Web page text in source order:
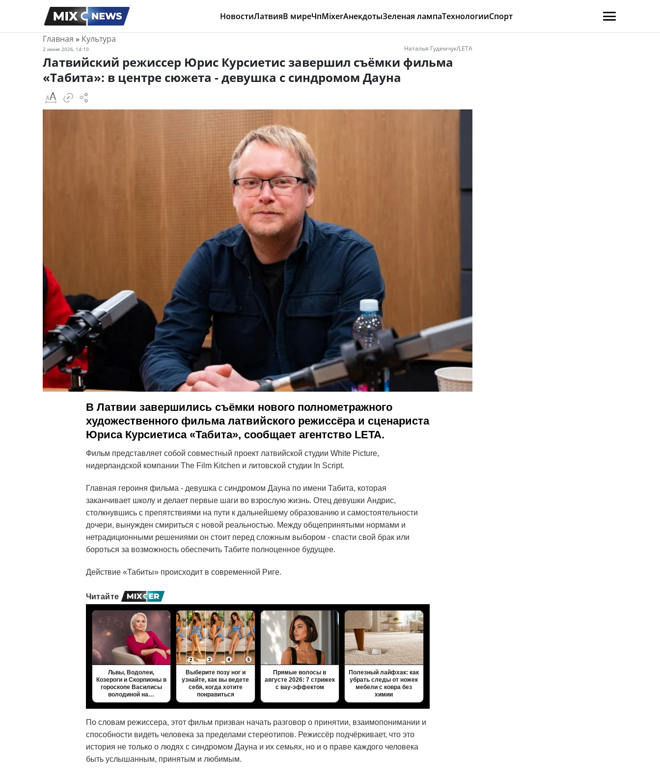
НовостиЛатвияВ миреЧпMixerАнекдотыЗеленая лампаТехнологииСпорт
Главная » Культура
2 июня 2026, 14:10 Наталья Гудемчук/LETA
Латвийский режиссер Юрис Курсиетис завершил съёмки фильма
«Табита»: в центре сюжета - девушка с синдромом Дауна
В Латвии завершились съёмки нового полнометражного
художественного фильма латвийского режиссёра и сценариста
Юриса Курсиетиса «Табита», сообщает агентство LETA.
Фильм представляет собой совместный проект латвийской студии White Picture,
нидерландской компании The Film Kitchen и литовской студии In Script.
Главная героиня фильма - девушка с синдромом Дауна по имени Табита, которая
заканчивает школу и делает первые шаги во взрослую жизнь. Отец девушки Андрис,
столкнувшись с препятствиями на пути к дальнейшему образованию и самостоятельности
дочери, вынужден смириться с новой реальностью. Между общепринятыми нормами и
нетрадиционными решениями он стоит перед сложным выбором - спасти свой брак или
бороться за возможность обеспечить Табите полноценное будущее.
Действие «Табиты» происходит в современной Риге.
Читайте
Львы, Водолеи,
Козероги и Скорпионы в
гороскопе Василисы
володиной на…
Выберите позу ног и
узнайте, как вы ведете
себя, когда хотите
понравиться
Прямые волосы в
августе 2026: 7 стрижек
с вау-эффектом
Полезный лайфхак: как
убрать следы от ножек
мебели с ковра без
химии
По словам режиссера, этот фильм призван начать разговор о принятии, взаимопонимании и
способности видеть человека за пределами стереотипов. Режиссёр подчёркивает, что это
история не только о людях с синдромом Дауна и их семьях, но и о праве каждого человека
быть услышанным, принятым и любимым.